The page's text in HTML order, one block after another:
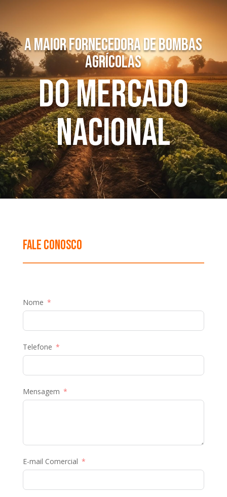
A maior fornecedora de bombas
agrícolas
do Mercado
Nacional
Fale Conosco
Nome
Telefone
Mensagem
E-mail Comercial